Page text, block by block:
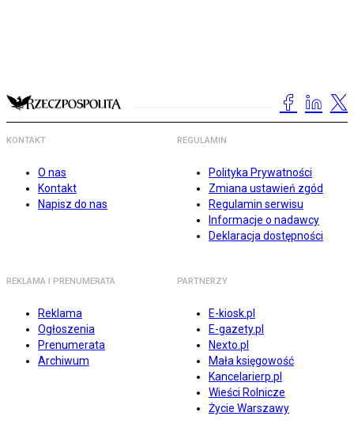
KONTAKT
O nas
Kontakt
Napisz do nas
REGULAMIN
Polityka Prywatności
Zmiana ustawień zgód
Regulamin serwisu
Informacje o nadawcy
Deklaracja dostępności
REKLAMA I PRENUMERATA
Reklama
Ogłoszenia
Prenumerata
Archiwum
PARTNERZY
E-kiosk.pl
E-gazety.pl
Nexto.pl
Mała księgowość
Kancelarierp.pl
Wieści Rolnicze
Życie Warszawy